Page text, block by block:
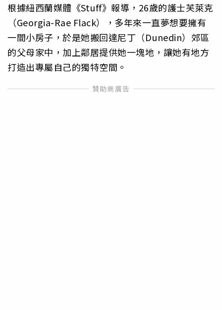
根據紐西蘭媒體《Stuff》報導，26歲的護士芙萊克
（Georgia-Rae Flack），多年來一直夢想要擁有
一間小房子，於是她搬回達尼丁（Dunedin）郊區
的父母家中，加上鄰居提供她一塊地，讓她有地方
打造出專屬自己的獨特空間。